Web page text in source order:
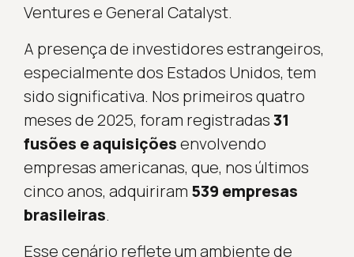
Ventures e General Catalyst.
A presença de investidores estrangeiros,
especialmente dos Estados Unidos, tem
sido significativa. Nos primeiros quatro
meses de 2025, foram registradas31
fusões e aquisiçõesenvolvendo
empresas americanas, que, nos últimos
cinco anos, adquiriram 539 empresas
brasileiras.
Esse cenário reflete um ambiente de